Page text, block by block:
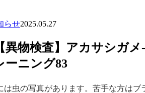
らせ2025.05.27
異物検査】アカサシガメ-
ーニング83
虫の写真があります。苦手な方はブ